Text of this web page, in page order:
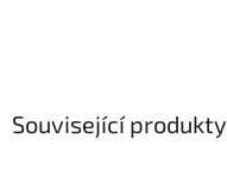
Související produkty